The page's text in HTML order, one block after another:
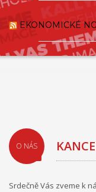
EKONOMICKÉ
O NÁS
Srdečně Vás zveme k